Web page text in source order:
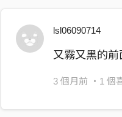
樂在其中的扮演著
自己所創造的角色
lsl06090714
又霧又黑的前
3 個月前 ・1 個